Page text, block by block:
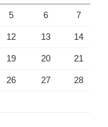
5 6 7
12 13 14
19 20 21
26 27 28